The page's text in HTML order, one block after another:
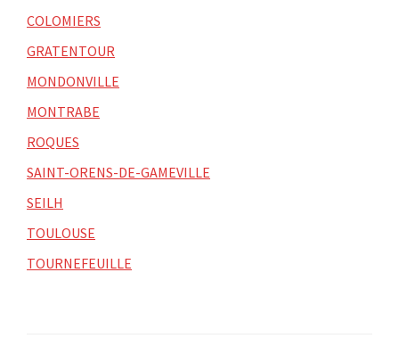
COLOMIERS
GRATENTOUR
MONDONVILLE
MONTRABE
ROQUES
SAINT-ORENS-DE-GAMEVILLE
SEILH
TOULOUSE
TOURNEFEUILLE